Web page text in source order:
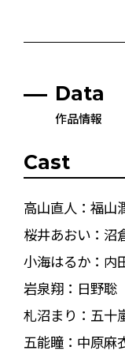
Data
作品情報
Cast
高山直人：福山
桜井あおい：沼
小海はるか：内
岩泉翔：日野聡
札沼まり：五十
五能瞳：中原麻